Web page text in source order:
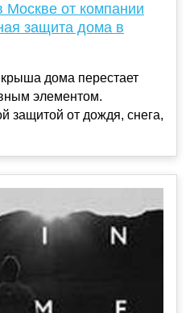
Москве от компании
защита дома в
дома перестает
элементом.
защитой от дождя, снега,